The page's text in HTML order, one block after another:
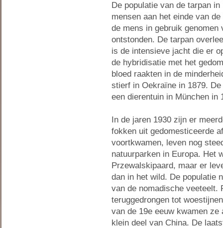
De populatie van de tarpan
mensen aan het einde van
de mens in gebruik genomen
ontstonden. De tarpan
is de intensieve jacht die er
de hybridisatie met het
bloed raakten in de
stierf in Oekraïne in 1879.
een dierentuin in München in
In de jaren 1930 zijn er
fokken uit gedomesticeerde
voortkwamen, leven nog
natuurparken in Europa. Het
Przewalskipaard, maar er
dan in het wild. De populatie
van de nomadische veeteelt.
teruggedrongen tot
van de 19e eeuw kwamen
klein deel van China. De